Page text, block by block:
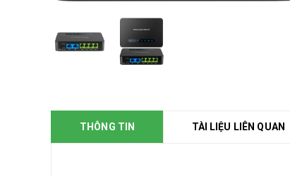
THÔNG TIN TÀI LIỆU LIÊN QUAN